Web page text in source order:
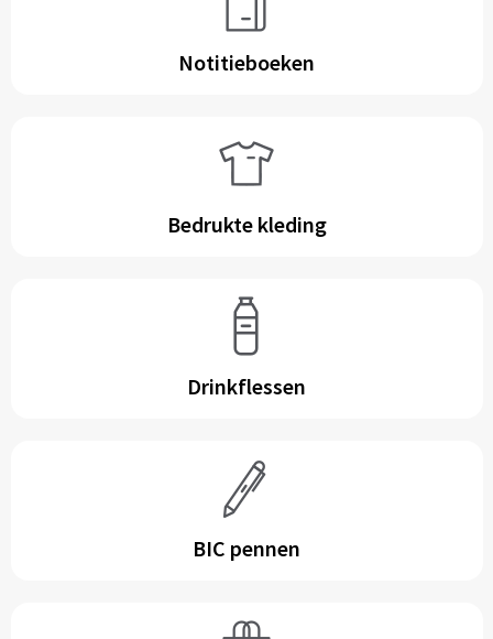
Notitieboeken
Bedrukte kleding
Drinkflessen
BIC pennen